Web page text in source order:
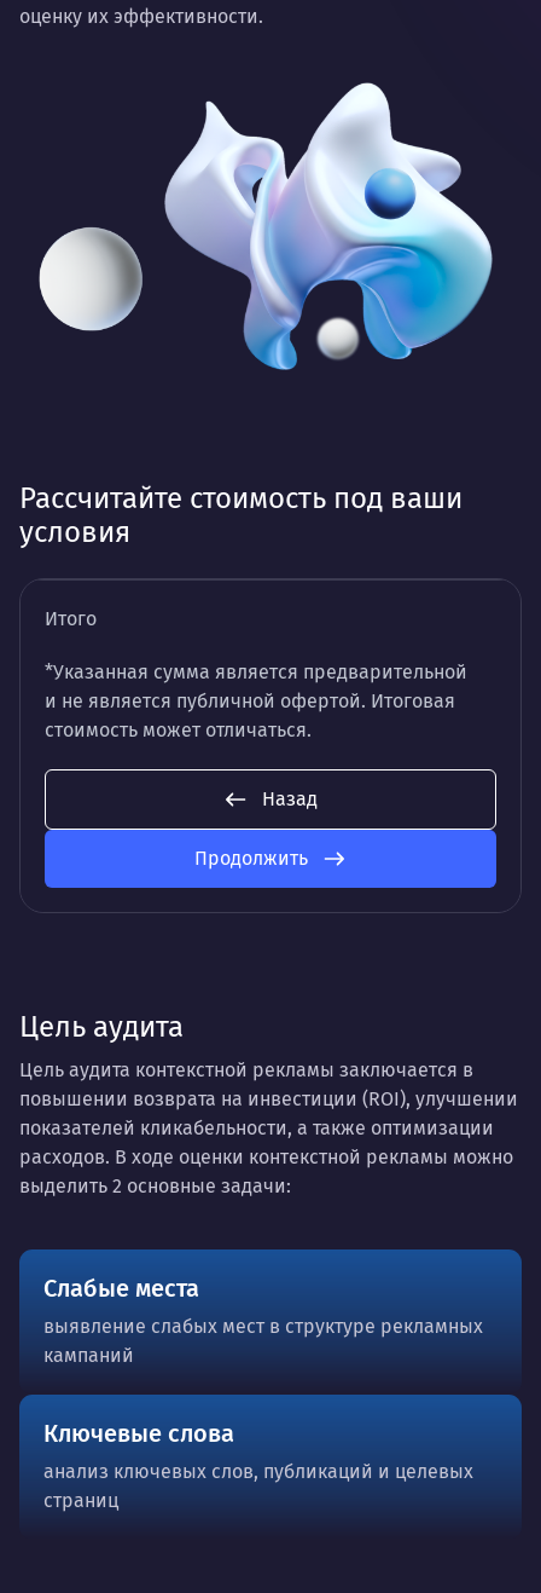
оценку их эффективности.
Рассчитайте стоимость под ваши
условия
Итого
*Указанная сумма является предварительной
и не является публичной офертой. Итоговая
стоимость может отличаться.
Назад
Продолжить
Цель аудита
Цель аудита контекстной рекламы заключается в
повышении возврата на инвестиции (ROI), улучшении
показателей кликабельности, а также оптимизации
расходов. В ходе оценки контекстной рекламы можно
выделить 2 основные задачи:
Слабые места
выявление слабых мест в структуре рекламных
кампаний
Ключевые слова
анализ ключевых слов, публикаций и целевых
страниц